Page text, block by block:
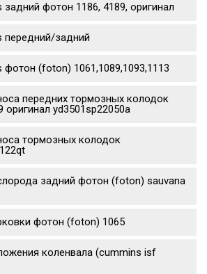
задний фотон 1186, 4189, оригинал
передний/задний
фотон (foton) 1061,1089,1093,1113
передних тормозных колодок
оригинал yd3501sp22050a
тормозных колодок
задний фотон (foton) sauvana
фотон (foton) 1065
коленвала (cummins isf